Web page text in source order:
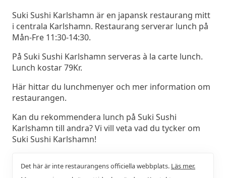
Suki Sushi Karlshamn är en japansk restaurang mitt
i centrala Karlshamn. Restaurang serverar lunch på
Mån-Fre 11:30-14:30.
På Suki Sushi Karlshamn serveras à la carte lunch.
Lunch kostar 79Kr.
Här hittar du lunchmenyer och mer information om
restaurangen.
Kan du rekommendera lunch på Suki Sushi
Karlshamn till andra? Vi vill veta vad du tycker om
Suki Sushi Karlshamn!
Det här är inte restaurangens officiella webbplats. Läs mer.